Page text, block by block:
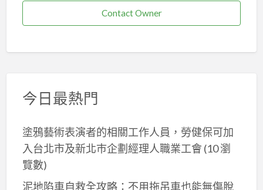
Contact Owner
今日最熱門
塗鴉藝術表演者的相關工作人員，勞健保可加
入台北市及新北巿企劃經理人職業工會 (10 瀏
覽數)
泥地陷車自救全攻略：不用拖吊車也能無傷脫